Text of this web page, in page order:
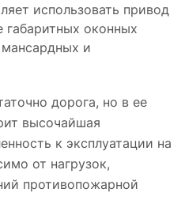
использовать привод
оконных
и
дорога, но в ее
высочайшая
к эксплуатации на
от нагрузок,
противопожарной